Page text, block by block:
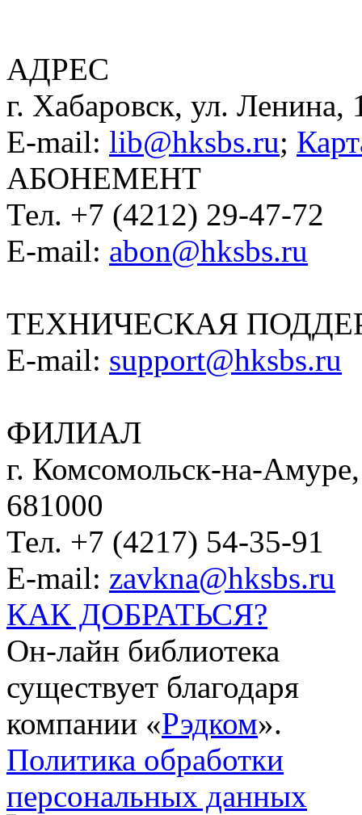
АДРЕС
г. Хабаровск, ул. Ленина,
E-mail: lib@hksbs.ru;
АБОНЕМЕНТ
Тел. +7 (4212) 29-47-72
E-mail: abon@hksbs.ru
ТЕХНИЧЕСКАЯ
E-mail: support@hksbs.ru
ФИЛИАЛ
г. Комсомольск-на-
681000
Тел. +7 (4217) 54-35-91
E-mail: zavkna@hksbs.ru
КАК ДОБРАТЬСЯ?
Он-лайн библиотека
существует благодаря
компании «Рэдком».
Политика обработки
персональных данных